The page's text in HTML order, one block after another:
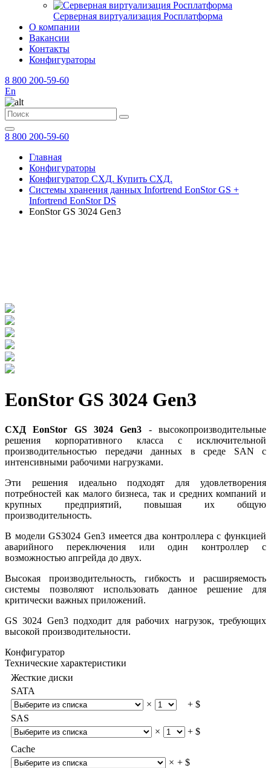
Серверная виртуализация Росплатформа
О компании
Вакансии
Контакты
Конфигураторы
8 800 200-59-60
En
8 800 200-59-60
Главная
Конфигураторы
Конфигуратор СХД. Купить СХД.
Системы хранения данных Infortrend EonStor GS +
Infortrend EonStor DS
EonStor GS 3024 Gen3
EonStor GS 3024 Gen3
СХД EonStor GS 3024 Gen3 - высокопроизводительные
решения корпоративного класса с исключительной
производительностью передачи данных в среде SAN с
интенсивными рабочими нагрузками.
Эти решения идеально подходят для удовлетворения
потребностей как малого бизнеса, так и средних компаний и
крупных предприятий, повышая их общую
производительность.
В модели GS3024 Gen3 имеется два контроллера с функцией
аварийного переключения или один контроллер с
возможностью апгрейда до двух.
Высокая производительность, гибкость и расширяемость
системы позволяют использовать данное решение для
критически важных приложений.
GS 3024 Gen3 подходит для рабочих нагрузок, требующих
высокой производительности.
Конфигуратор
Технические характеристики
Жесткие диски
SATA
×
+ $
SAS
×
+ $
Cache
× + $